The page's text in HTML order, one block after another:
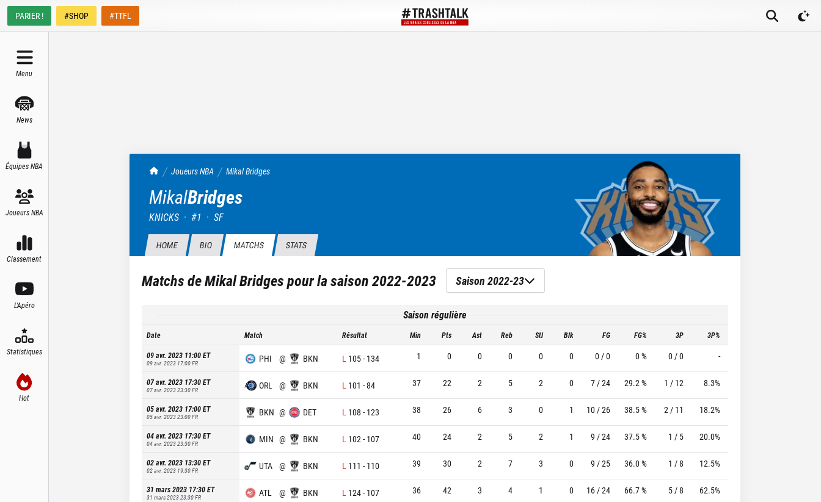
PARIER ! #SHOP #TTFL
Menu
News
Équipes NBA
Joueurs NBA
Classement
L'Apéro
Statistiques
Hot
TrashTalk Actu NBA
Joueurs NBA MikalBridges
MikalBridges
KNICKS · #1 · SF
HOME BIO MATCHS STATS
Matchs deMikal Bridgespour la saison2022-2023 Saison 2022-23
Saison régulière
Date Match Résultat Min Pts Ast Reb Stl Blk FG FG% 3P 3P%
09 avr. 2023 11:00ET
09 avr. 2023 17:00FR PHI @ BKN L 105- 134 1 0 0 0 0 0 0 / 0 0 % 0 / 0 -
07 avr. 2023 17:30ET
07 avr. 2023 23:30FR ORL @ BKN L 101 -84 37 22 2 5 2 0 7 / 24 29.2 % 1 / 12 8.3%
05 avr. 2023 17:00ET
05 avr. 2023 23:00FR BKN @ DET L 108 - 123 38 26 6 3 0 1 10 / 26 38.5 % 2 / 11 18.2%
04 avr. 2023 17:30ET
04 avr. 2023 23:30FR MIN @ BKN L 102 - 107 40 24 2 5 2 1 9 / 24 37.5 % 1 / 5 20.0%
02 avr. 2023 13:30ET
02 avr. 2023 19:30FR UTA @ BKN L 111 - 110 39 30 2 7 3 0 9 / 25 36.0 % 1 / 8 12.5%
31 mars 2023 17:30ET
31 mars 2023 23:30FR ATL @ BKN L 124- 107 36 42 3 4 1 0 16 / 24 66.7 % 5 / 8 62.5%